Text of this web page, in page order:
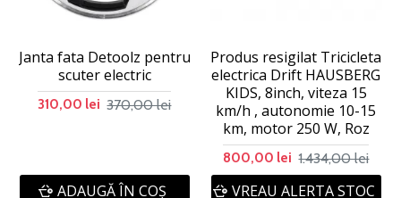
Janta fata Detoolz pentru
scuter electric
310,00 lei 370,00 lei
ADAUGĂ ÎN COŞ
Produs resigilat Tricicleta
electrica Drift HAUSBERG
KIDS, 8inch, viteza 15
km/h , autonomie 10-15
km, motor 250 W, Roz
800,00 lei 1.434,00 lei
VREAU ALERTA STOC